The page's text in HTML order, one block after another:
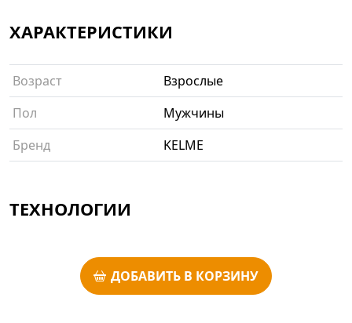
ХАРАКТЕРИСТИКИ
Возраст
Взрослые
Пол
Мужчины
Бренд
KELME
ТЕХНОЛОГИИ
ДОБАВИТЬ В КОРЗИНУ